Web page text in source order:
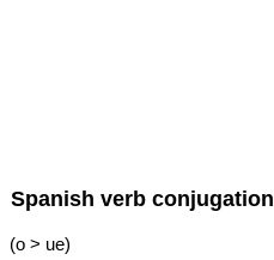
Spanish verb conjugation
(o > ue)